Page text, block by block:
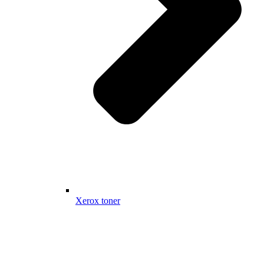
Xerox toner